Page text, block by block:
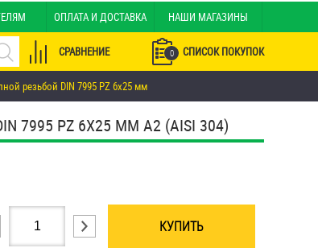
ОПЛАТА И ДОСТАВКА НАШИ МАГАЗИНЫ
0 СПИСОК ПОКУПОК
СРАВНЕНИЕ
резьбой DIN 7995 PZ 6х25 мм
PZ 6Х25 ММ А2 (AISI 304)
КУПИТЬ